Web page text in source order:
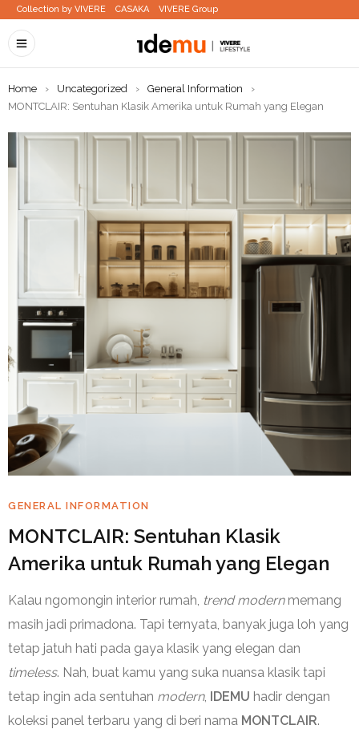
Collection by VIVERE CASAKA VIVERE Group
Home › Uncategorized › General Information
›
MONTCLAIR: Sentuhan Klasik Amerika untuk Rumah yang Elegan
GENERAL INFORMATION
MONTCLAIR: Sentuhan Klasik
Amerika untuk Rumah yang Elegan
Kalau ngomongin interior rumah, trend modernmemang
masih jadi primadona. Tapi ternyata, banyak juga loh yang
tetap jatuh hati pada gaya klasik yang elegan dan
timeless. Nah, buat kamu yang suka nuansa klasik tapi
tetap ingin ada sentuhan modern, IDEMU hadir dengan
koleksi panel terbaru yang di beri nama MONTCLAIR.